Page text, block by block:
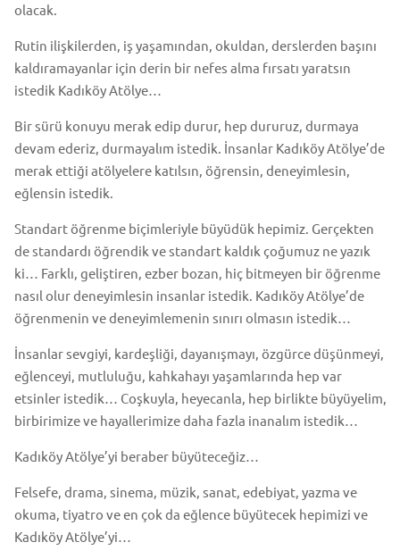
olacak.
Rutin ilişkilerden, iş yaşamından, okuldan, derslerden başını
kaldıramayanlar için derin bir nefes alma fırsatı yaratsın
istedik Kadıköy Atölye…
Bir sürü konuyu merak edip durur, hep dururuz, durmaya
devam ederiz, durmayalım istedik. İnsanlar Kadıköy Atölye’de
merak ettiği atölyelere katılsın, öğrensin, deneyimlesin,
eğlensin istedik.
Standart öğrenme biçimleriyle büyüdük hepimiz. Gerçekten
de standardı öğrendik ve standart kaldık çoğumuz ne yazık
ki… Farklı, geliştiren, ezber bozan, hiç bitmeyen bir öğrenme
nasıl olur deneyimlesin insanlar istedik. Kadıköy Atölye’de
öğrenmenin ve deneyimlemenin sınırı olmasın istedik…
İnsanlar sevgiyi, kardeşliği, dayanışmayı, özgürce düşünmeyi,
eğlenceyi, mutluluğu, kahkahayı yaşamlarında hep var
etsinler istedik… Coşkuyla, heyecanla, hep birlikte büyüyelim,
birbirimize ve hayallerimize daha fazla inanalım istedik…
Kadıköy Atölye’yi beraber büyüteceğiz…
Felsefe, drama, sinema, müzik, sanat, edebiyat, yazma ve
okuma, tiyatro ve en çok da eğlence büyütecek hepimizi ve
Kadıköy Atölye’yi…